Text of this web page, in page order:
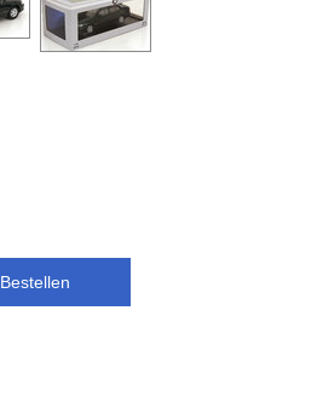
Bestellen